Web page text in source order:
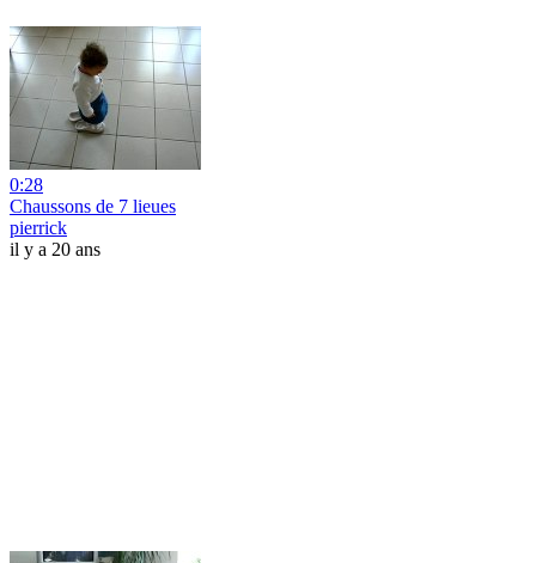
0:28
Chaussons de 7 lieues
pierrick
il y a 20 ans